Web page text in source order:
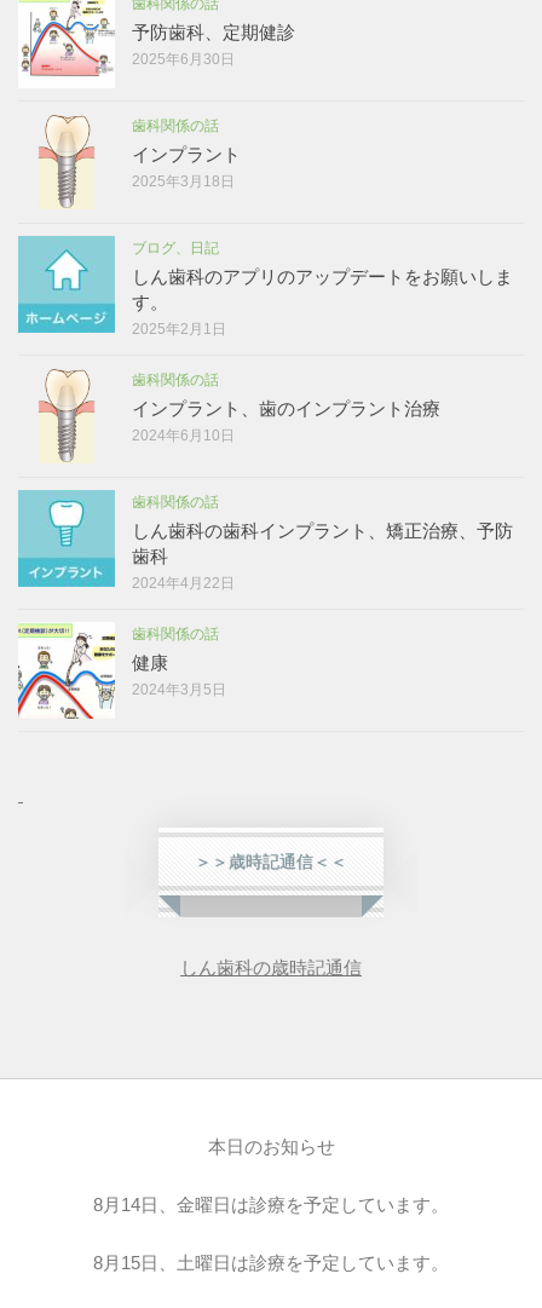
予防歯科、定期健診
2025年6月30日
歯科関係の話
インプラント
2025年3月18日
ブログ、日記
しん歯科のアプリのアップデートをお願いしま
す。
2025年2月1日
歯科関係の話
インプラント、歯のインプラント治療
2024年6月10日
歯科関係の話
しん歯科の歯科インプラント、矯正治療、予防
歯科
2024年4月22日
歯科関係の話
健康
2024年3月5日
＞＞歳時記通信＜＜
しん歯科の歳時記通信
本日のお知らせ
8月14日、金曜日は診療を予定しています。
8月15日、土曜日は診療を予定しています。